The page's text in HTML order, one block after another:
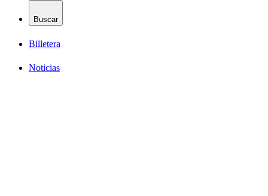
Buscar
Billetera
Noticias